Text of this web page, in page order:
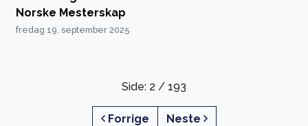
Norske Mesterskap
fredag 19. september 2025
Side: 2 / 193
Forrige Neste